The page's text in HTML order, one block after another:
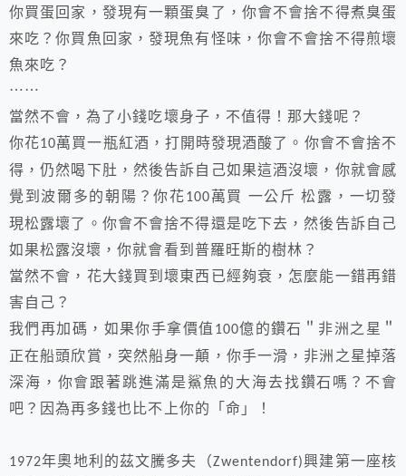
你買蛋回家，發現有一顆蛋臭了，你會不會捨不得煮臭蛋
來吃？你買魚回家，發現魚有怪味，你會不會捨不得煎壞
魚來吃？
⋯⋯
當然不會，為了小錢吃壞身子，不值得！那大錢呢？
你花10萬買一瓶紅酒，打開時發現酒酸了。你會不會捨不
得，仍然喝下肚，然後告訴自己如果這酒沒壞，你就會感
覺到波爾多的朝陽？你花100萬買 一公斤 松露，一切發
現松露壞了。你會不會捨不得還是吃下去，然後告訴自己
如果松露沒壞，你就會看到普羅旺斯的樹林？
當然不會，花大錢買到壞東西已經夠衰，怎麼能一錯再錯
害自己？
我們再加碼，如果你手拿價值 100億的鑽石＂非洲之星＂
正在船頭欣賞，突然船身一顛，你手一滑，非洲之星掉落
深海，你會跟著跳進滿是鯊魚的大海去找鑽石嗎？不會
吧？因為再多錢也比不上你的「命」！
1972年奧地利的茲文騰多夫（Zwentendorf)興建第一座核